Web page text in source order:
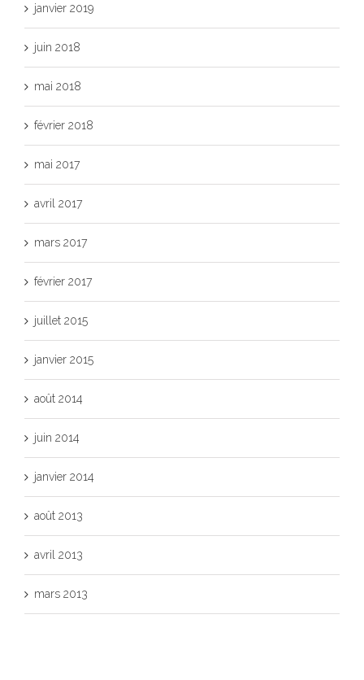
janvier 2019
juin 2018
mai 2018
février 2018
mai 2017
avril 2017
mars 2017
février 2017
juillet 2015
janvier 2015
août 2014
juin 2014
janvier 2014
août 2013
avril 2013
mars 2013